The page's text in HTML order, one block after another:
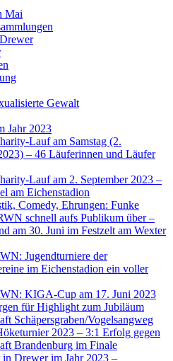
Mai
Gewalt
Jahr 2023
Lauf am Samstag (2.
– 46 Läuferinnen und Läufer
Lauf am 2. September 2023 –
am Eichenstadion
Comedy, Ehrungen: Funke
schnell aufs Publikum über –
am 30. Juni im Festzelt am Wexter
Jugendturniere der
im Eichenstadion ein voller
KIGA-Cup am 17. Juni 2023
für Highlight zum Jubiläum
Schäpersgraben/Vogelsangweg
2023 – 3:1 Erfolg gegen
Brandenburg im Finale
in Drewer im Jahr 2023 –